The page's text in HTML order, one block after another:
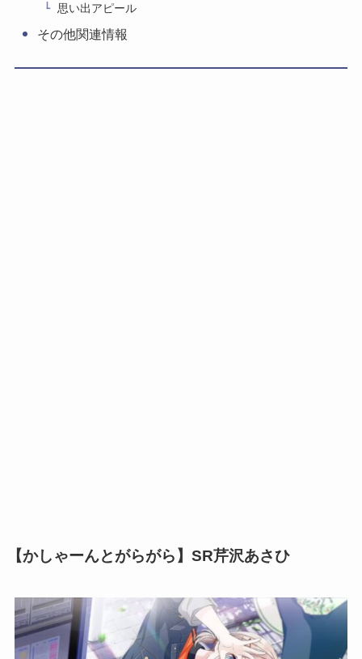
思い出アピール
その他関連情報
【かしゃーんとがらがら】SR芹沢あさひ